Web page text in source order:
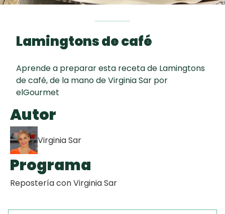
Galletas con
Chispas de
Lamingtons de café
Aprende a preparar esta receta de Lamingtons
de café, de la mano de Virginia Sar por
elGourmet
Autor
Virginia Sar
Programa
Repostería con Virginia Sar